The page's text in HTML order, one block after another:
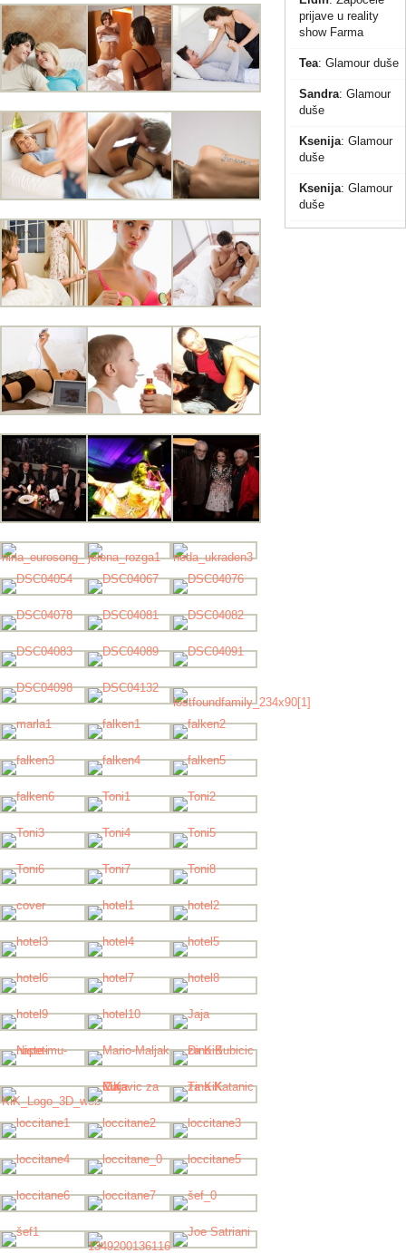
prijave u reality
show Farma
Tea: Glamour duše
Sandra: Glamour
duše
Ksenija: Glamour
duše
Ksenija: Glamour
duše